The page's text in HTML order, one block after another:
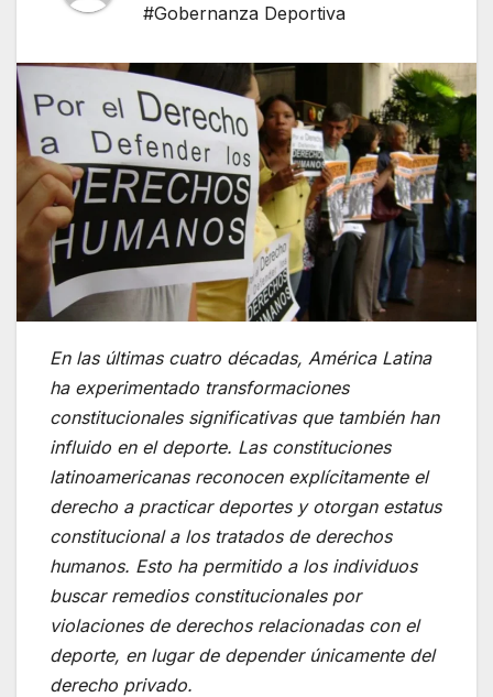
#Gobernanza Deportiva
En las últimas cuatro décadas, América Latina
ha experimentado transformaciones
constitucionales significativas que también han
influido en el deporte. Las constituciones
latinoamericanas reconocen explícitamente el
derecho a practicar deportes y otorgan estatus
constitucional a los tratados de derechos
humanos. Esto ha permitido a los individuos
buscar remedios constitucionales por
violaciones de derechos relacionadas con el
deporte, en lugar de depender únicamente del
derecho privado.